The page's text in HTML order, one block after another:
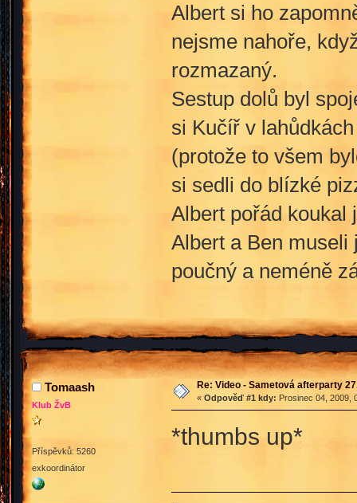
Albert si ho
nejsme nahoře,
rozmazaný.
Sestup dolů byl
si Kučíř v
(protože to všem
si sedli do blízké
Albert pořád koukal
Albert a Ben
poučný a neméně
Tomaash
Klub ŽvB
Příspěvků: 5260
exkoordinátor
Re: Video - Sametová afterparty
« Odpověď #1 kdy: Prosinec 04, 2009,
*thumbs up*